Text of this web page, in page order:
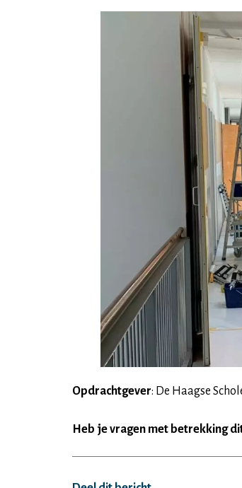
Opdrachtgever: De Haagse
Heb je vragen met betrekking